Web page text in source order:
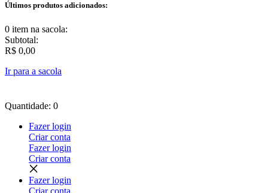
Últimos produtos adicionados:
0 item na sacola:
Subtotal:
R$ 0,00
Ir para a sacola
Quantidade: 0
Fazer login
Criar conta
Fazer login
Criar conta
Fazer login
Criar conta